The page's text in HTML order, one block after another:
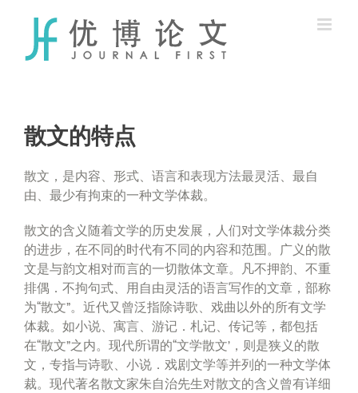
content
散文的特点
散文，是内容、形式、语言和表现方法最灵活、最自
由、最少有拘束的一种文学体裁。
散文的含义随着文学的历史发展，人们对文学体裁分类
的进步，在不同的时代有不同的内容和范围。广义的散
文是与韵文相对而言的一切散体文章。凡不押韵、不重
排偶．不拘句式、用自由灵活的语言写作的文章，部称
为“散文”。近代又曾泛指除诗歌、戏曲以外的所有文学
体裁。如小说、寓言、游记．札记、传记等，都包括
在“散文”之内。现代所谓的“文学散文’，则是狭义的散
文，专指与诗歌、小说．戏剧文学等并列的一种文学体
裁。现代著名散文家朱自治先生对散文的含义曾有详细